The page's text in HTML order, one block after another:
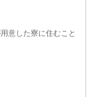
意した寮に住むこと